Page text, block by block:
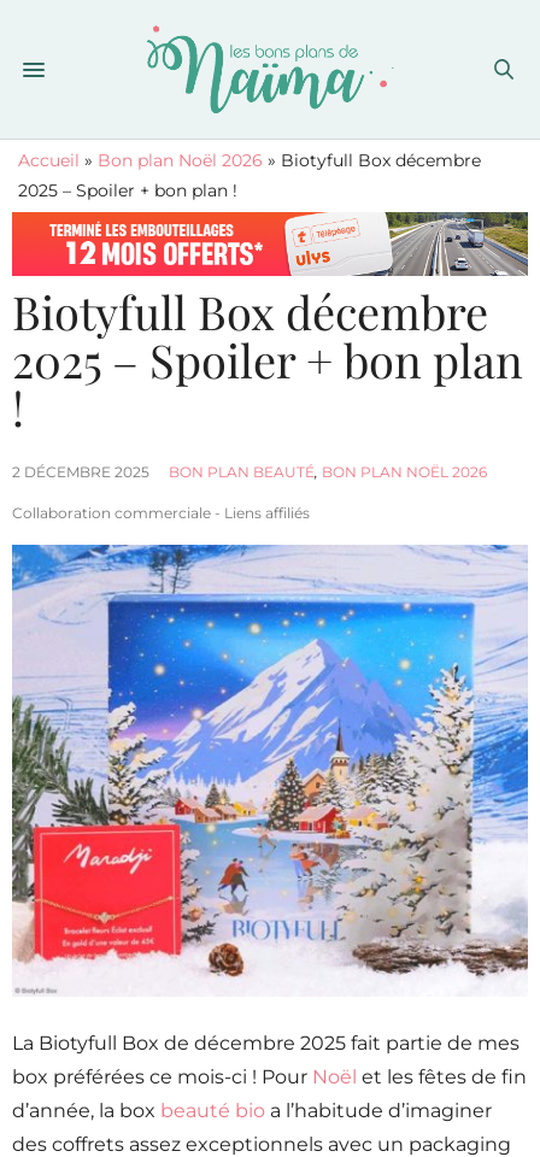
Accueil » Bon plan Noël 2026 » Biotyfull Box décembre
2025 – Spoiler + bon plan !
Biotyfull Box décembre
2025 – Spoiler + bon plan
!
2 DÉCEMBRE 2025 BON PLAN BEAUTÉ, BON PLAN NOËL 2026
Collaboration commerciale - Liens affiliés
La Biotyfull Box de décembre 2025 fait partie de mes
box préférées ce mois-ci ! Pour Noël et les fêtes de fin
d’année, la box beauté bio a l’habitude d’imaginer
des coffrets assez exceptionnels avec un packaging